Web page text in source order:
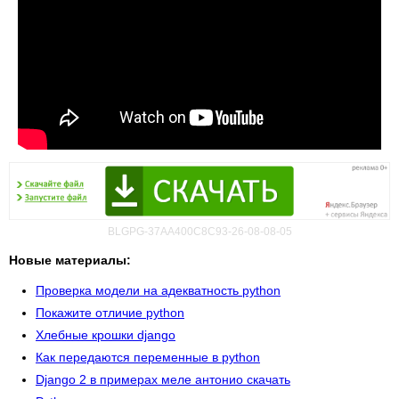
BLGPG-37AA400C8C93-26-08-08-05
Новые материалы:
Проверка модели на адекватность python
Покажите отличие python
Хлебные крошки django
Как передаются переменные в python
Django 2 в примерах меле антонио скачать